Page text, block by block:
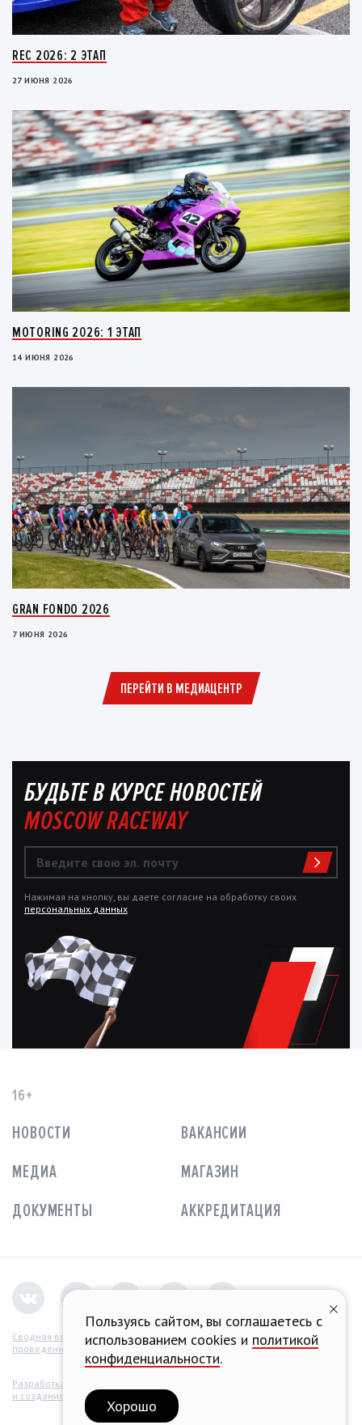
REC 2026: 2 ЭТАП
27 ИЮНЯ 2026
MOTORING 2026: 1 ЭТАП
14 ИЮНЯ 2026
GRAN FONDO 2026
7 ИЮНЯ 2026
ПЕРЕЙТИ В МЕДИАЦЕНТР
БУДЬТЕ В КУРСЕ НОВОСТЕЙ
MOSCOW RACEWAY
Нажимая на кнопку, вы даете согласие на обработку своих
персональных данных
16+
НОВОСТИ
ВАКАНСИИ
МЕДИА
МАГАЗИН
ДОКУМЕНТЫ
АККРЕДИТАЦИЯ
Сводная ведомость
проведения СОУТ
Разработка концепции
и создание сайта
Пользуясь сайтом, вы соглашаетесь с
использованием cookies и политикой
конфиденциальности.
Хорошо